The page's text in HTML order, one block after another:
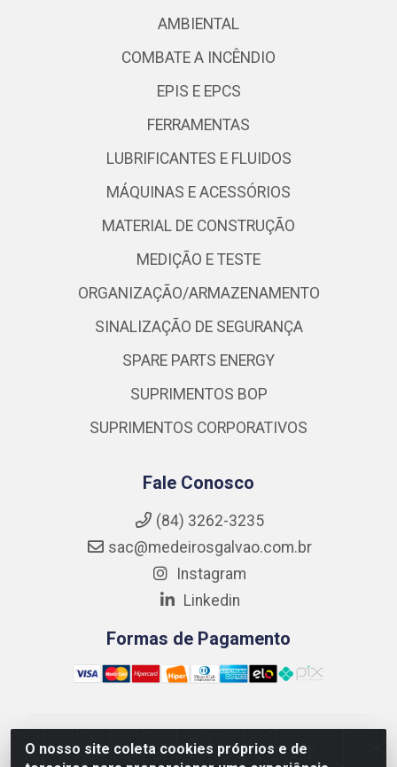
O nosso site coleta cookies próprios e de
AMBIENTAL
COMBATE A INCÊNDIO
EPIS E EPCS
FERRAMENTAS
LUBRIFICANTES E FLUIDOS
MÁQUINAS E ACESSÓRIOS
MATERIAL DE CONSTRUÇÃO
MEDIÇÃO E TESTE
ORGANIZAÇÃO/ARMAZENAMENTO
SINALIZAÇÃO DE SEGURANÇA
SPARE PARTS ENERGY
SUPRIMENTOS BOP
SUPRIMENTOS CORPORATIVOS
Fale Conosco
(84) 3262-3235
sac@medeirosgalvao.com.br
Instagram
Linkedin
Formas de Pagamento
Medeiros Galvão Soluções LTDA - Avenida Antônio
Severiano da Câmara - Br 406, 1111, Km 102 - Centro,